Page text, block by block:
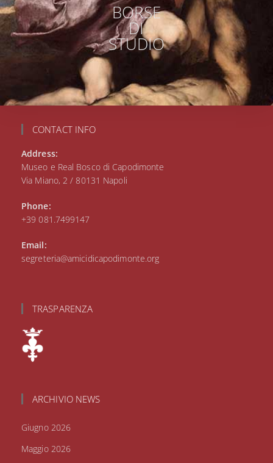
BORSE
DI
STUDIO
CONTACT INFO
Address:
Museo e Real Bosco di Capodimonte
Via Miano, 2 / 80131 Napoli
Phone:
+39 081.7499147
Email:
segreteria@amicidicapodimonte.org
TRASPARENZA
ARCHIVIO NEWS
Giugno 2026
Maggio 2026